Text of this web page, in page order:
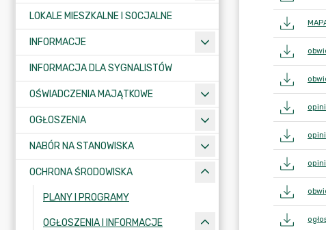
LOKALE MIESZKALNE I SOCJALNE
INFORMACJE
INFORMACJA DLA SYGNALISTÓW
OŚWIADCZENIA MAJĄTKOWE
OGŁOSZENIA
NABÓR NA STANOWISKA
OCHRONA ŚRODOWISKA
PLANY I PROGRAMY
OGŁOSZENIA I INFORMACJE